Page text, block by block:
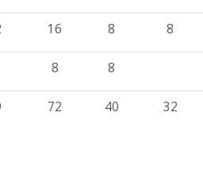
16 8 8
8 8
72 40 32